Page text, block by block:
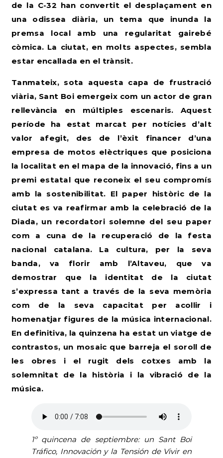
de la C-32 han convertit el desplaçament en
una odissea diària, un tema que inunda la
premsa local amb una regularitat gairebé
còmica. La ciutat, en molts aspectes, sembla
estar encallada en el trànsit.
Tanmateix, sota aquesta capa de frustració
viària, Sant Boi emergeix com un actor de gran
rellevància en múltiples escenaris. Aquest
període ha estat marcat per notícies d’alt
valor afegit, des de l’èxit financer d’una
empresa de motos elèctriques que posiciona
la localitat en el mapa de la innovació, fins a un
premi estatal que reconeix el seu compromís
amb la sostenibilitat. El paper històric de la
ciutat es va reafirmar amb la celebració de la
Diada, un recordatori solemne del seu paper
com a cuna de la recuperació de la festa
nacional catalana. La cultura, per la seva
banda, va florir amb l’Altaveu, que va
demostrar que la identitat de la ciutat
s’expressa tant a través de la seva memòria
com de la seva capacitat per acollir i
homenatjar figures de la música internacional.
En definitiva, la quinzena ha estat un viatge de
contrastos, un mosaic que barreja el soroll de
les obres i el rugit dels cotxes amb la
solemnitat de la història i la vibració de la
música.
1º quincena de septiembre: un Sant Boi
Tráfico, Innovación y la Tensión de Vivir en